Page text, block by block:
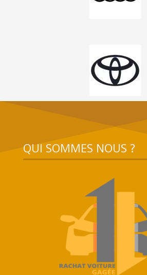
QUI SOMMES NOUS ?